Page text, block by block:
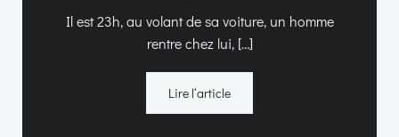
Il est 23h, au volant de sa voiture, un homme
rentre chez lui, […]
Lire l‘article